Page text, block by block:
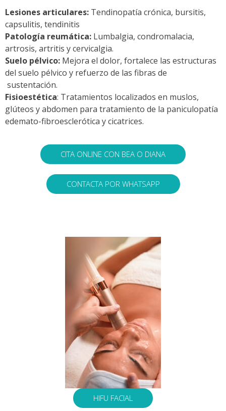
Lesiones articulares: Tendinopatía crónica, bursitis,
capsulitis, tendinitis
Patología reumática: Lumbalgia, condromalacia,
artrosis, artritis y cervicalgia.
Suelo pélvico: Mejora el dolor, fortalece las estructuras
del suelo pélvico y refuerzo de las fibras de
sustentación.
Fisioestética: Tratamientos localizados en muslos,
glúteos y abdomen para tratamiento de la paniculopatía
edemato-fibroesclerótica y cicatrices.
CITA ONLINE CON BEA O DIANA
CONTACTA POR WHATSAPP
HIFU FACIAL